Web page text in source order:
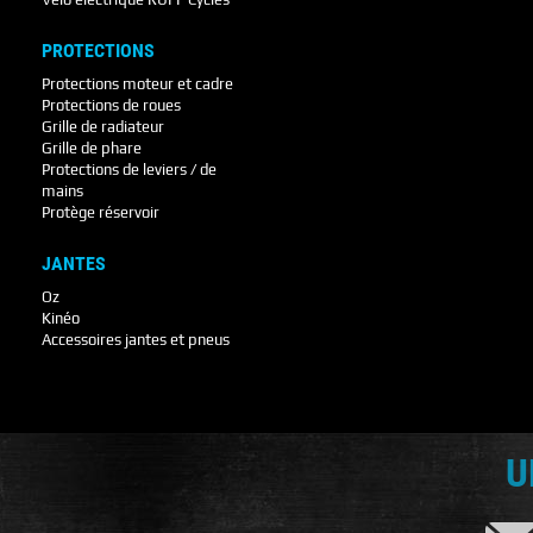
PROTECTIONS
Protections moteur et cadre
Protections de roues
Grille de radiateur
Grille de phare
Protections de leviers / de
mains
Protège réservoir
JANTES
Oz
Kinéo
Accessoires jantes et pneus